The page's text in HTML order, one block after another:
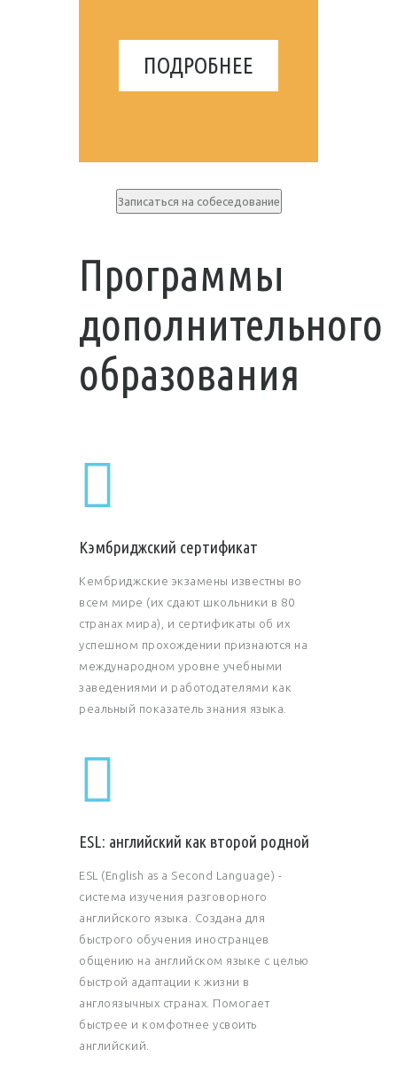
ПОДРОБНЕЕ
Записаться на собеседование
Программы
дополнительного
образования
Кэмбриджский сертификат
Кембриджские экзамены известны во
всем мире (их сдают школьники в 80
странах мира), и сертификаты об их
успешном прохождении признаются на
международном уровне учебными
заведениями и работодателями как
реальный показатель знания языка.
ESL: английский как второй родной
ESL (English as a Second Language) -
система изучения разговорного
английского языка. Создана для
быстрого обучения иностранцев
общению на английском языке с целью
быстрой адаптации к жизни в
англоязычных странах. Помогает
быстрее и комфотнее усвоить
английский.